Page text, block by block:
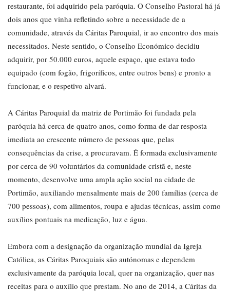
restaurante, foi adquirido pela paróquia. O Conselho Pastoral há já
dois anos que vinha refletindo sobre a necessidade de a
comunidade, através da Cáritas Paroquial, ir ao encontro dos mais
necessitados. Neste sentido, o Conselho Económico decidiu
adquirir, por 50.000 euros, aquele espaço, que estava todo
equipado (com fogão, frigoríficos, entre outros bens) e pronto a
funcionar, e o respetivo alvará.
A Cáritas Paroquial da matriz de Portimão foi fundada pela
paróquia há cerca de quatro anos, como forma de dar resposta
imediata ao crescente número de pessoas que, pelas
consequências da crise, a procuravam. É formada exclusivamente
por cerca de 90 voluntários da comunidade cristã e, neste
momento, desenvolve uma ampla ação social na cidade de
Portimão, auxiliando mensalmente mais de 200 famílias (cerca de
700 pessoas), com alimentos, roupa e ajudas técnicas, assim como
auxílios pontuais na medicação, luz e água.
Embora com a designação da organização mundial da Igreja
Católica, as Cáritas Paroquiais são autónomas e dependem
exclusivamente da paróquia local, quer na organização, quer nas
receitas para o auxílio que prestam. No ano de 2014, a Cáritas da